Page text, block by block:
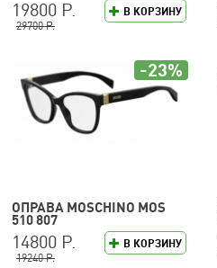
В КОРЗИНУ
19800 Р.
29700 Р.
ОПРАВА MOSCHINO MOS
510 807
В КОРЗИНУ
14800 Р.
19240 Р.
-23%